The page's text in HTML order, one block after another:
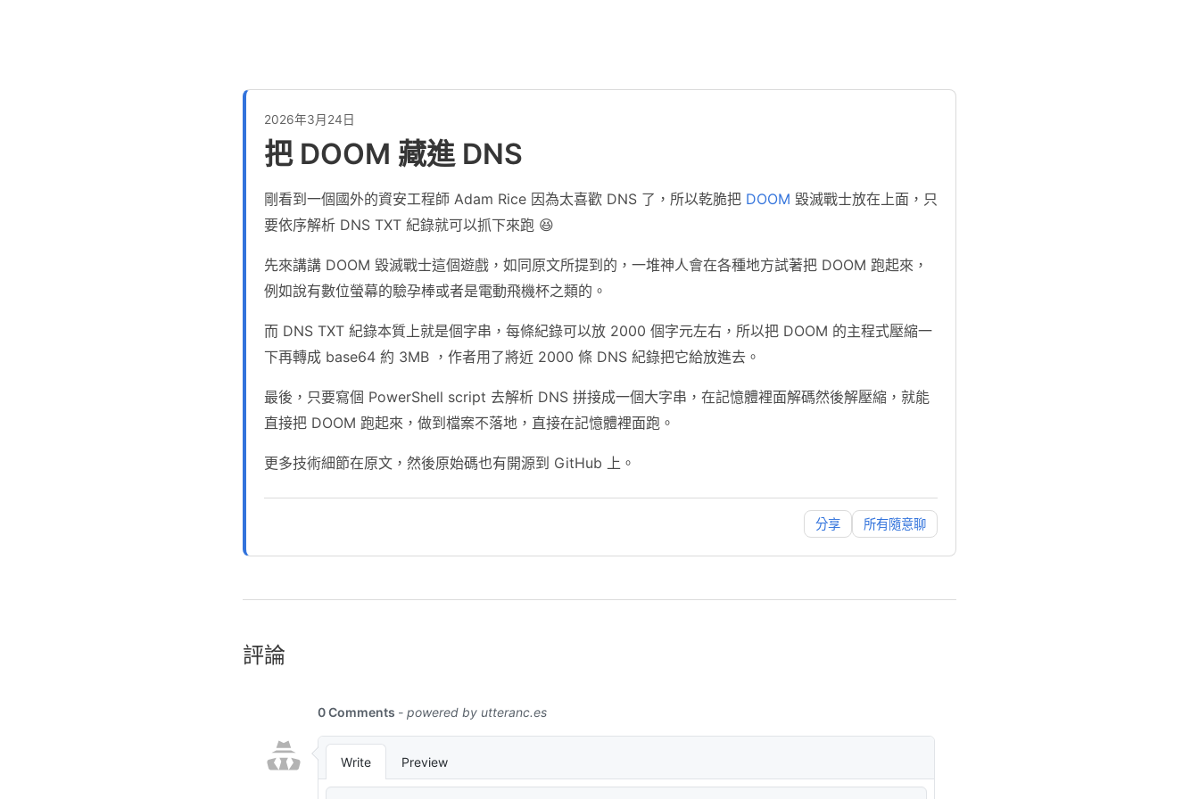
2026年3月24日
把 DOOM 藏進 DNS
剛看到一個國外的資安工程師 Adam Rice 因為太喜歡 DNS 了，所以乾脆把 DOOM 毀滅戰士放在上面，只
要依序解析 DNS TXT 紀錄就可以抓下來跑 😆
先來講講 DOOM 毀滅戰士這個遊戲，如同原文所提到的，一堆神人會在各種地方試著把 DOOM 跑起來，
例如說有數位螢幕的驗孕棒或者是電動飛機杯之類的。
而 DNS TXT 紀錄本質上就是個字串，每條紀錄可以放 2000 個字元左右，所以把 DOOM 的主程式壓縮一
下再轉成 base64 約 3MB ，作者用了將近 2000 條 DNS 紀錄把它給放進去。
最後，只要寫個 PowerShell script 去解析 DNS 拼接成一個大字串，在記憶體裡面解碼然後解壓縮，就能
直接把 DOOM 跑起來，做到檔案不落地，直接在記憶體裡面跑。
更多技術細節在原文，然後原始碼也有開源到 GitHub 上。
分享 所有隨意聊
評論